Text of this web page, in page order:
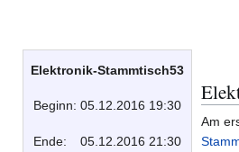
navigation
search
Elektronik-Stammtisch53
Beginn: 05.12.2016 19:30
Ende: 05.12.2016 21:30
Am